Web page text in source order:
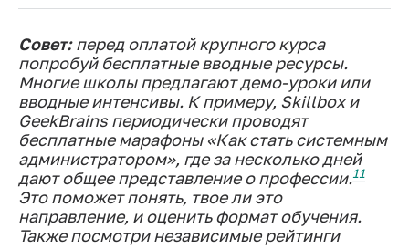
Совет:перед оплатой крупного курса
попробуй бесплатные вводные ресурсы.
Многие школы предлагают демо-уроки или
вводные интенсивы. К примеру, Skillbox и
GeekBrains периодически проводят
бесплатные марафоны «Как стать системным
администратором», где за несколько дней
дают общее представление о профессии.11
Это поможет понять, твое ли это
направление, и оценить формат обучения.
Также посмотри независимые рейтинги